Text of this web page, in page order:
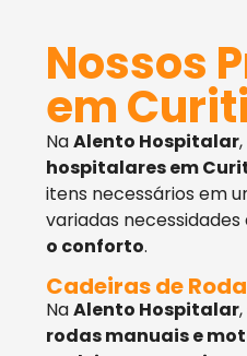
Nossos
em
NaAlento Hospitalar
hospitalares em
itens necessários em
variadas necessidades
o conforto.
Cadeiras de
NaAlento Hospitalar
rodas manuais e